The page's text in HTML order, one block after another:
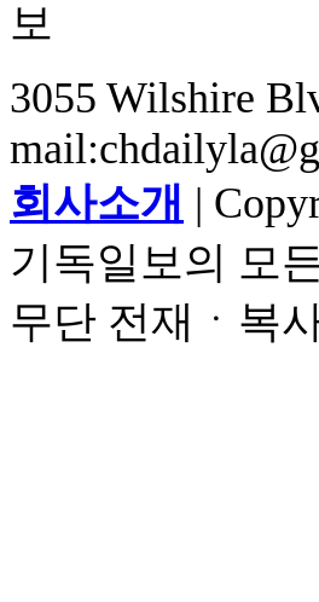
3055 Wilshire
회사소개 |
기독일보의 모
무단 전재ㆍ복